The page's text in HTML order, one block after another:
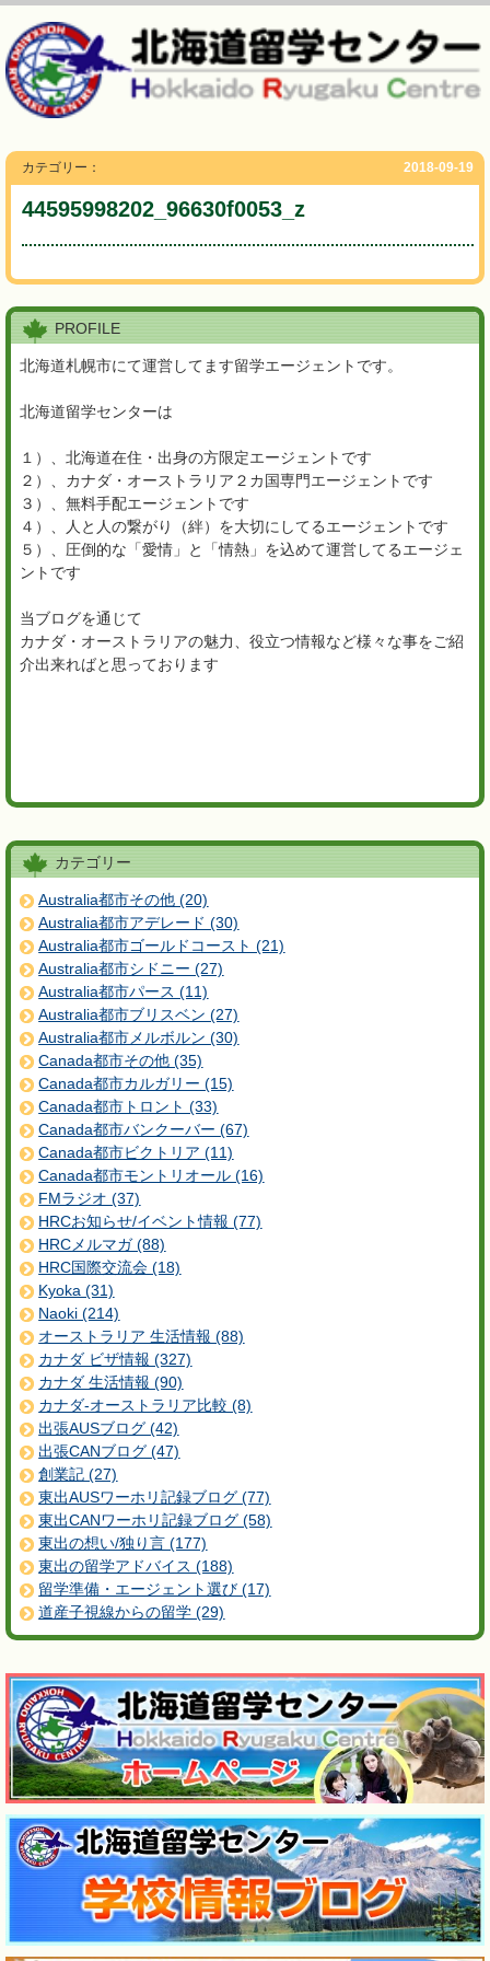
カテゴリー： 2018-09-19
44595998202_96630f0053_z
PROFILE
北海道札幌市にて運営してます留学エージェントです。
北海道留学センターは
１）、北海道在住・出身の方限定エージェントです
２）、カナダ・オーストラリア２カ国専門エージェントです
３）、無料手配エージェントです
４）、人と人の繋がり（絆）を大切にしてるエージェントです
５）、圧倒的な「愛情」と「情熱」を込めて運営してるエージェ
ントです
当ブログを通じて
カナダ・オーストラリアの魅力、役立つ情報など様々な事をご紹
介出来ればと思っております
カテゴリー
Australia都市その他 (20)
Australia都市アデレード (30)
Australia都市ゴールドコースト (21)
Australia都市シドニー (27)
Australia都市パース (11)
Australia都市ブリスベン (27)
Australia都市メルボルン (30)
Canada都市その他 (35)
Canada都市カルガリー (15)
Canada都市トロント (33)
Canada都市バンクーバー (67)
Canada都市ビクトリア (11)
Canada都市モントリオール (16)
FMラジオ (37)
HRCお知らせ/イベント情報 (77)
HRCメルマガ (88)
HRC国際交流会 (18)
Kyoka (31)
Naoki (214)
オーストラリア 生活情報 (88)
カナダ ビザ情報 (327)
カナダ 生活情報 (90)
カナダ-オーストラリア比較 (8)
出張AUSブログ (42)
出張CANブログ (47)
創業記 (27)
東出AUSワーホリ記録ブログ (77)
東出CANワーホリ記録ブログ (58)
東出の想い/独り言 (177)
東出の留学アドバイス (188)
留学準備・エージェント選び (17)
道産子視線からの留学 (29)